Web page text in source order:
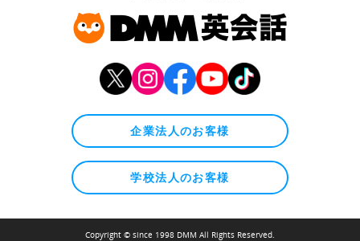
企業法人のお客様
学校法人のお客様
Copyright © since 1998 DMM All Rights Reserved.